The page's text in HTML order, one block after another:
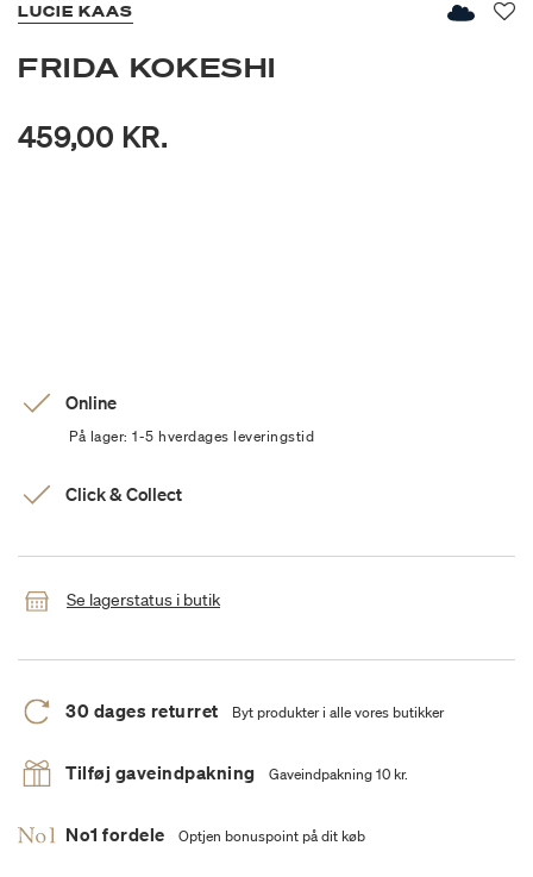
LUCIE KAAS
FRIDA KOKESHI
459,00 KR.
Online
På lager: 1-5 hverdages leveringstid
Click & Collect
Se lagerstatus i butik
30 dages returret Byt produkter i alle vores butikker
Tilføj gaveindpakning Gaveindpakning 10 kr.
No1 fordele Optjen bonuspoint på dit køb